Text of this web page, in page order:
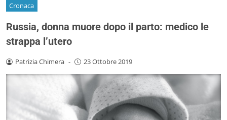
Cronaca
Russia, donna muore dopo il parto: medico le
strappa l’utero
Patrizia Chimera - 23 Ottobre 2019